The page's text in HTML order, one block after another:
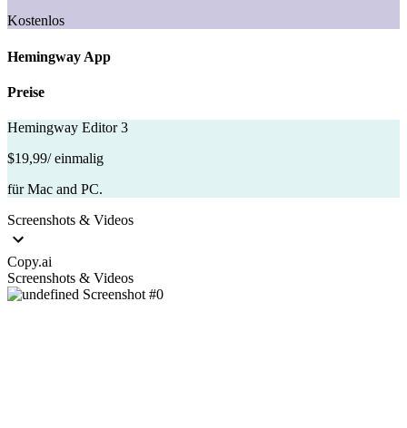
Kostenlos
Hemingway App
Preise
Hemingway Editor 3
$19,99/ einmalig
für Mac and PC.
Screenshots & Videos
Copy.ai
Screenshots & Videos